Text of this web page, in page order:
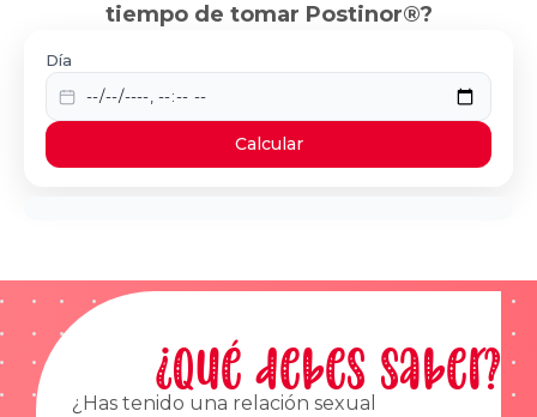
tiempo de tomar Postinor®?
Día
Calcular
¿Qué debes saber?
¿Has tenido una relación sexual